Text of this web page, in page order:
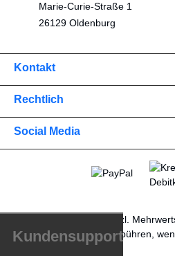
Marie-Curie-Straße 1
26129 Oldenburg
Kontakt
Rechtlich
Social Media
Kundensupport
* Alle Preise exkl. gesetzl.
und ggf. Nachnahmegebühren,